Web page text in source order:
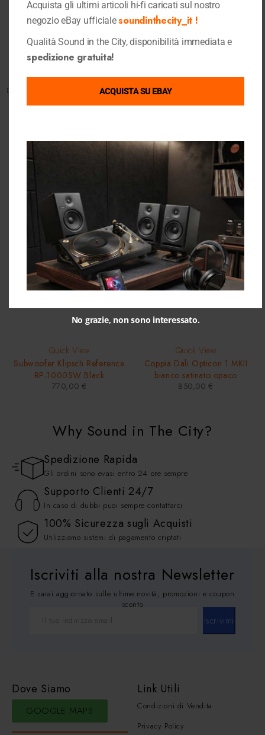
SOLD OUT
Quick View
Kef LS50 Meta White
Diffusori Attivi Diffusori Audio,
HOT
Triangle Borea BR03 Black
Ultimi Articoli Visualizzati
Quick View
Subwoofer Klipsch Reference
RP-1000SW Black
770,00 €
Quick View
Coppia Dali Opticon 1 MKII
bianco satinato opaco
850,00€
Why Sound in The City?
Spedizione Rapida
Gli ordini sono evasi entro 24 ore sempre
Supporto Clienti 24/7
In caso di dubbi puoi sempre contattarci
100% Sicurezza sugli Acquisti
Utilizziamo sistemi di pagamento criptati
Iscriviti alla nostra Newsletter
E sarai aggiornato sulle ultime novità, promozioni e coupon
sconto
Iscrivimi
Dove Siamo
GOOGLE MAPS
Link Utili
Condizioni di Vendita
Privacy Policy
Acquista gli ultimi articoli hi-fi caricati sul nostro
negozio eBay ufficialesoundinthecity_it !
Qualità Sound in the City, disponibilità immediata e
spedizione gratuita!
ACQUISTA SU EBAY
No grazie, non sono interessato.